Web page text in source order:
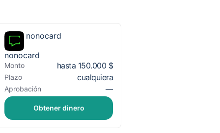
nonocard
nonocard
Monto hasta 150.000 $
Plazo cualquiera
Aprobación —
Obtener dinero